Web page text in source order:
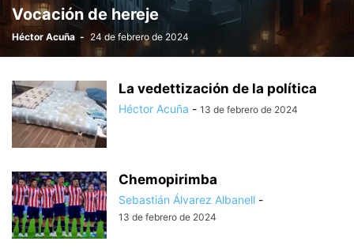
Vocación de hereje
Héctor Acuña - 24 de febrero de 2024
La vedettización de la política
Héctor Acuña - 13 de febrero de 2024
Chemopirimba
Sebastián Álvarez Albanell -
13 de febrero de 2024